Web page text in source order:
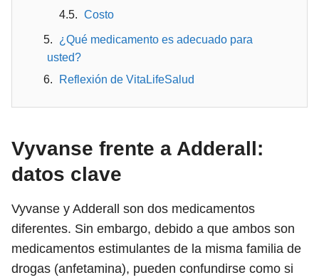
Costo
¿Qué medicamento es adecuado para
usted?
Reflexión de VitaLifeSalud
Vyvanse frente a Adderall:
datos clave
Vyvanse y Adderall son dos medicamentos
diferentes. Sin embargo, debido a que ambos son
medicamentos estimulantes de la misma familia de
drogas (anfetamina), pueden confundirse como si